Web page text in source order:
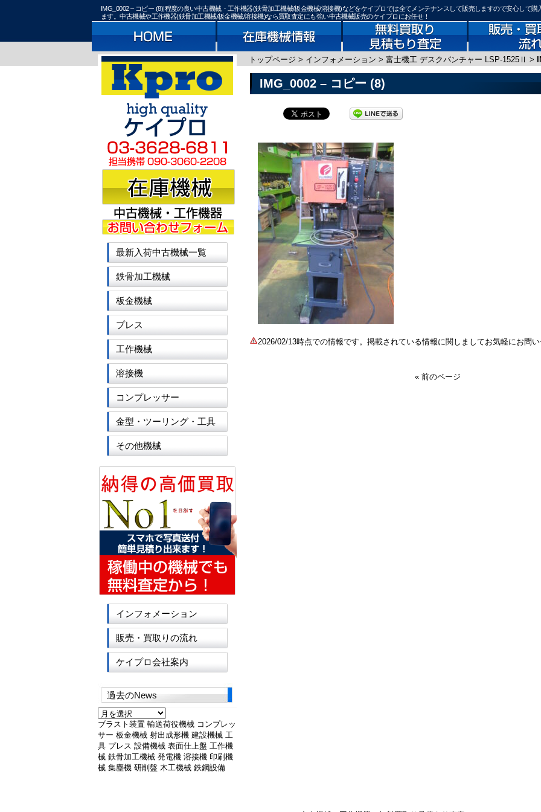
IMG_0002 – コピー (8)|程度の良い中古機械・工作機器(鉄骨加工機械/板金機械/溶接機)などをケイプロでは全てメンテナンスして販売しますので安心して購
ます。中古機械や工作機器(鉄骨加工機械/板金機械/溶接機)なら買取査定にも強い中古機械販売のケイプロにお任せ！
トップページ > インフォメーション > 富士機工 デスクパンチャー LSP-1525Ⅱ >
IMG_0002 – コピー (8)
2026/02/13時点での情報です。掲載されている情報に関しましてお気軽にお問い
« 前のページ
最新入荷中古機械一覧
鉄骨加工機械
板金機械
プレス
工作機械
溶接機
コンプレッサー
金型・ツーリング・工具
その他機械
インフォメーション
販売・買取りの流れ
ケイプロ会社案内
過去のNews
過
去
の
News
ブラスト装置 輸送荷役機械 コンプレッ
サー 板金機械 射出成形機 建設機械 工
具 プレス 設備機械 表面仕上盤 工作機
械 鉄骨加工機械 発電機 溶接機 印刷機
械 集塵機 研削盤 木工機械 鉄鋼設備